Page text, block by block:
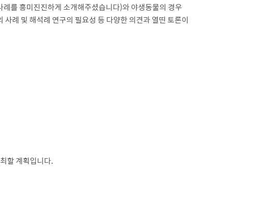
를 흥미진진하게 소개해주셨습니다)와 야생동물의 경우
례 및 해석례 연구의 필요성 등 다양한 의견과 열띤 토론이
할 계획입니다.